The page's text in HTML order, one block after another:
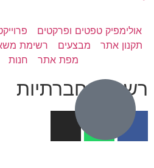
רשתות חברתיות
אולימפיק טפטים ופרקטים
תקנון אתר
מבצעים רשימת
מפת אתר
חנות